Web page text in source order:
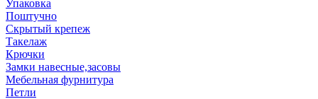
Упаковка
Поштучно
Скрытый крепеж
Такелаж
Крючки
Замки навесные,засовы
Мебельная фурнитура
Петли